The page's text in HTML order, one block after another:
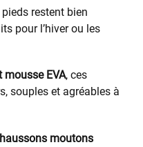
pieds restent bien
pour l’hiver ou les
mousse EVA, ces
souples et agréables à
moutons